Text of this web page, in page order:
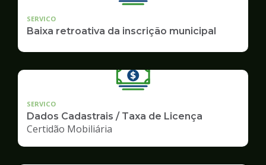
SERVICO
Baixa retroativa da inscrição municipal
SERVICO
Dados Cadastrais / Taxa de Licença
Certidão Mobiliária